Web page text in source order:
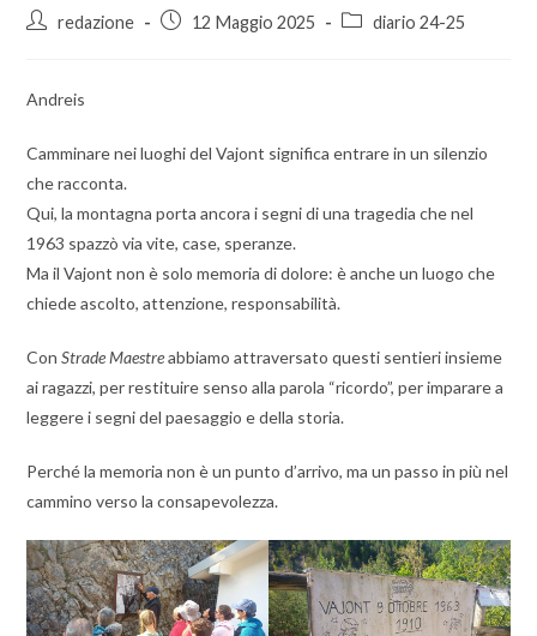
redazione 12 Maggio 2025 diario 24-25
Andreis
Camminare nei luoghi del Vajont significa entrare in un silenzio
che racconta.
Qui, la montagna porta ancora i segni di una tragedia che nel
1963 spazzò via vite, case, speranze.
Ma il Vajont non è solo memoria di dolore: è anche un luogo che
chiede ascolto, attenzione, responsabilità.
ConStrade Maestreabbiamo attraversato questi sentieri insieme
ai ragazzi, per restituire senso alla parola “ricordo”, per imparare a
leggere i segni del paesaggio e della storia.
Perché la memoria non è un punto d’arrivo, ma un passo in più nel
cammino verso la consapevolezza.